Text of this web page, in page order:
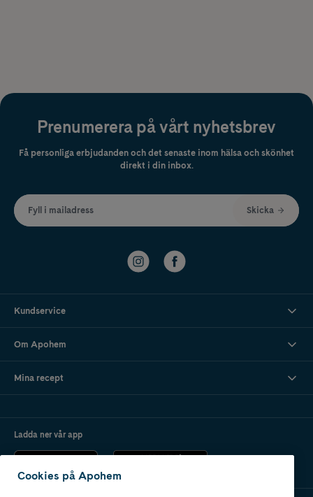
Prenumerera på vårt nyhetsbrev
Få personliga erbjudanden och det senaste inom hälsa och skönhet
direkt i din inbox.
Fyll i mailadress Skicka
Kundservice
Om Apohem
Mina recept
Ladda ner vår app
Cookies på Apohem